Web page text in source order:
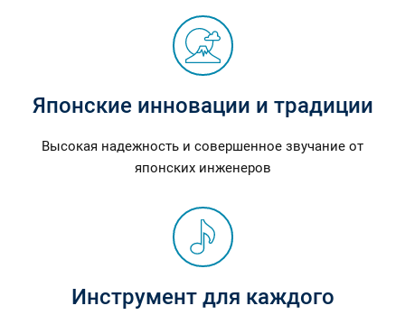
Японские инновации и традиции
Высокая надежность и совершенное звучание от
японских инженеров
Инструмент для каждого